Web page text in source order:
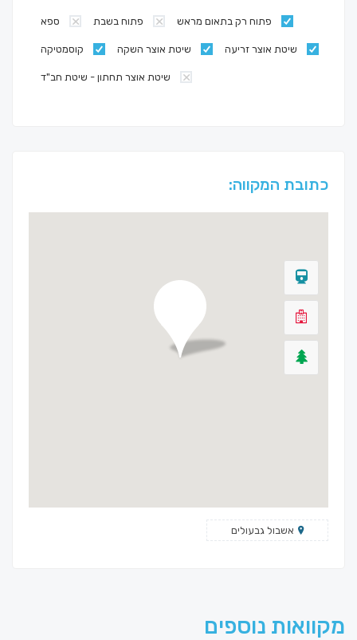
ספא פתוח בשבת פתוח רק בתאום מראש
קוסמטיקה שיטת אוצר השקה שיטת אוצר זריעה
שיטת אוצר תחתון - שיטת חב"ד
כתובת המקווה:
אשבול גבעולים
מקוואות נוספים